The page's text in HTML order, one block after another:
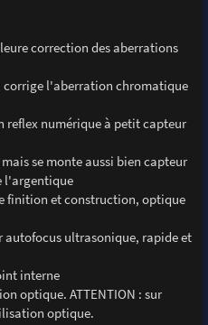
correction des aberrations
corrige l'aberration chromatique
numérique à petit capteur
se monte aussi bien capteur
l'argentique
finition et construction, optique
ultrasonique, rapide et
interne
optique. ATTENTION : sur
optique.